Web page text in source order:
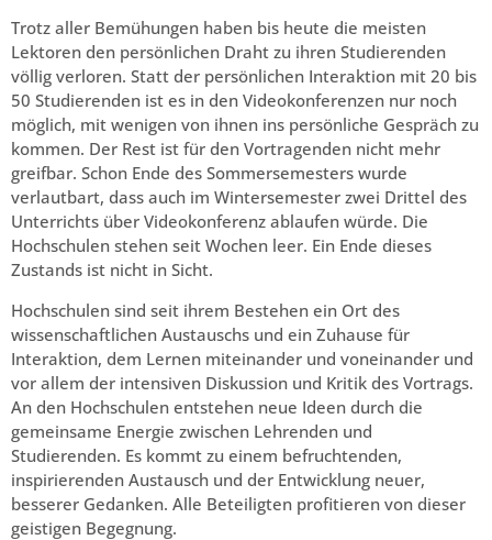
Trotz aller Bemühungen haben bis heute die meisten
Lektoren den persönlichen Draht zu ihren Studierenden
völlig verloren. Statt der persönlichen Interaktion mit 20 bis
50 Studierenden ist es in den Videokonferenzen nur noch
möglich, mit wenigen von ihnen ins persönliche Gespräch zu
kommen. Der Rest ist für den Vortragenden nicht mehr
greifbar. Schon Ende des Sommersemesters wurde
verlautbart, dass auch im Wintersemester zwei Drittel des
Unterrichts über Videokonferenz ablaufen würde. Die
Hochschulen stehen seit Wochen leer. Ein Ende dieses
Zustands ist nicht in Sicht.
Hochschulen sind seit ihrem Bestehen ein Ort des
wissenschaftlichen Austauschs und ein Zuhause für
Interaktion, dem Lernen miteinander und voneinander und
vor allem der intensiven Diskussion und Kritik des Vortrags.
An den Hochschulen entstehen neue Ideen durch die
gemeinsame Energie zwischen Lehrenden und
Studierenden. Es kommt zu einem befruchtenden,
inspirierenden Austausch und der Entwicklung neuer,
besserer Gedanken. Alle Beteiligten profitieren von dieser
geistigen Begegnung.